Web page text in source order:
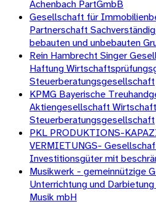
Achenbach PartGmbB
Gesellschaft für
Partnerschaft
bebauten und unbebauten
Rein Hambrecht Singer
Haftung
Steuerberatungsgesellschaft
KPMG Bayerische
Aktiengesellschaft
Steuerberatungsgesellschaft
PKL PRODUKTIONS-
VERMIETUNGS-
Investitionsgüter mit
Musikwerk - gemeinnützige
Unterrichtung und
Musik mbH